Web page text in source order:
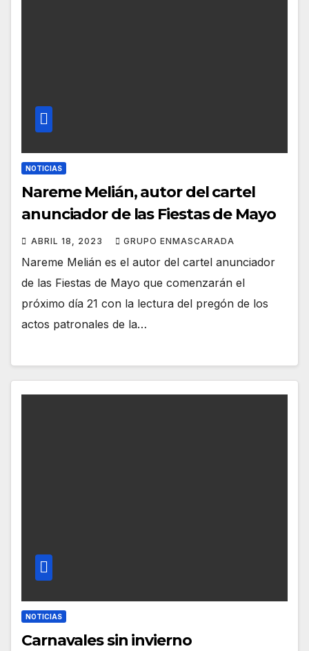
NOTICIAS
Nareme Melián, autor del cartel
anunciador de las Fiestas de Mayo
ABRIL 18, 2023 GRUPO ENMASCARADA
Nareme Melián es el autor del cartel anunciador
de las Fiestas de Mayo que comenzarán el
próximo día 21 con la lectura del pregón de los
actos patronales de la…
NOTICIAS
Carnavales sin invierno